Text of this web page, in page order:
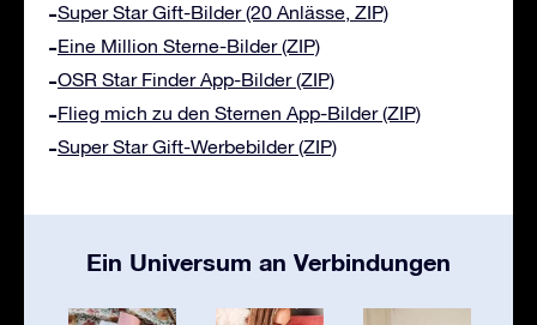
Super Star Gift-Bilder (20 Anlässe, ZIP)
Eine Million Sterne-Bilder (ZIP)
OSR Star Finder App-Bilder (ZIP)
Flieg mich zu den Sternen App-Bilder (ZIP)
Super Star Gift-Werbebilder (ZIP)
Ein Universum an Verbindungen